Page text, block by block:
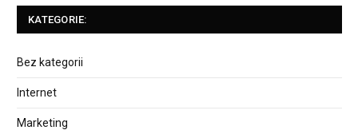
KATEGORIE:
Bez kategorii
Internet
Marketing